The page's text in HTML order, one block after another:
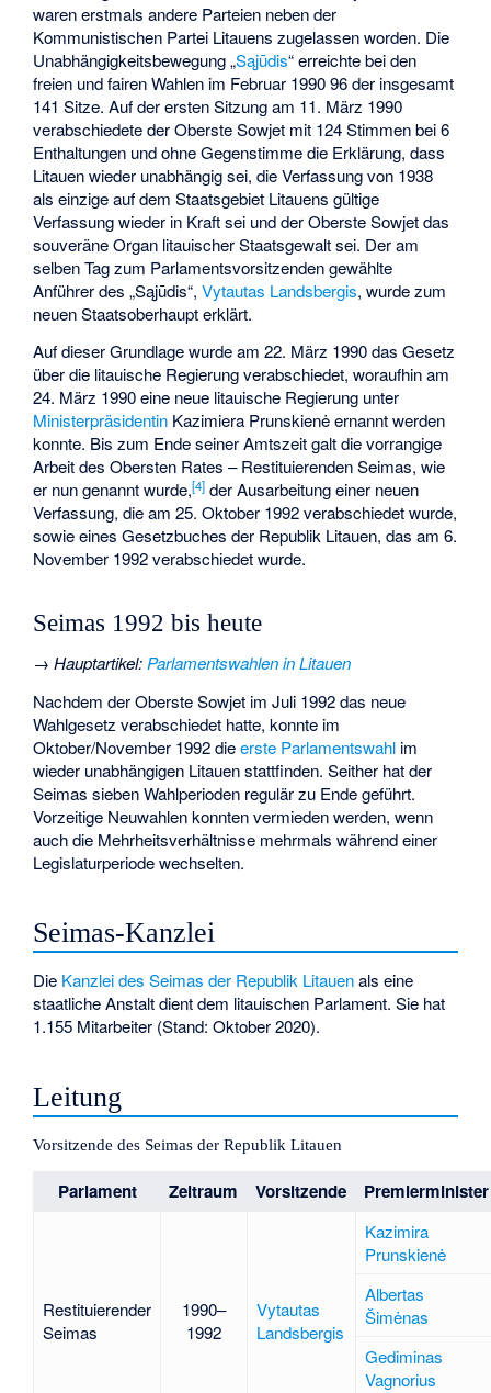
waren erstmals andere Parteien neben der
Kommunistischen Partei Litauens zugelassen worden. Die
Unabhängigkeitsbewegung „Sąjūdis“ erreichte bei den
freien und fairen Wahlen im Februar 1990 96 der insgesamt
141 Sitze. Auf der ersten Sitzung am 11. März 1990
verabschiedete der Oberste Sowjet mit 124 Stimmen bei 6
Enthaltungen und ohne Gegenstimme die Erklärung, dass
Litauen wieder unabhängig sei, die Verfassung von 1938
als einzige auf dem Staatsgebiet Litauens gültige
Verfassung wieder in Kraft sei und der Oberste Sowjet das
souveräne Organ litauischer Staatsgewalt sei. Der am
selben Tag zum Parlamentsvorsitzenden gewählte
Anführer des „Sąjūdis“,Vytautas Landsbergis, wurde zum
neuen Staatsoberhaupt erklärt.
Auf dieser Grundlage wurde am 22. März 1990 das Gesetz
über die litauische Regierung verabschiedet, woraufhin am
24. März 1990 eine neue litauische Regierung unter
Ministerpräsidentin Kazimiera Prunskienėernannt werden
konnte. Bis zum Ende seiner Amtszeit galt die vorrangige
Arbeit des Obersten Rates – Restituierenden Seimas, wie
er nun genannt wurde,[4] der Ausarbeitung einer neuen
Verfassung, die am 25. Oktober 1992 verabschiedet wurde,
sowie eines Gesetzbuches der Republik Litauen, das am 6.
November 1992 verabschiedet wurde.
Seimas 1992 bis heute
→Hauptartikel: Parlamentswahlen in Litauen
Nachdem der Oberste Sowjet im Juli 1992 das neue
Wahlgesetz verabschiedet hatte, konnte im
Oktober/November 1992 dieerste Parlamentswahl im
wieder unabhängigen Litauen stattfinden. Seither hat der
Seimas sieben Wahlperioden regulär zu Ende geführt.
Vorzeitige Neuwahlen konnten vermieden werden, wenn
auch die Mehrheitsverhältnisse mehrmals während einer
Legislaturperiode wechselten.
Seimas-Kanzlei
Die Kanzlei des Seimas der Republik Litauenals eine
staatliche Anstalt dient dem litauischen Parlament. Sie hat
1.155 Mitarbeiter (Stand: Oktober 2020).
Leitung
Vorsitzende des Seimas der Republik Litauen
Parlament Zeitraum Vorsitzende Premierminister
Restituierender
Seimas
1990–
1992
Vytautas
Landsbergis
Kazimira
Prunskienė
Albertas
Šimėnas
Gediminas
Vagnorius